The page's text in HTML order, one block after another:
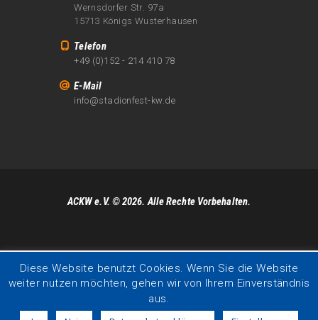
Wernsdorfer Str. 97a
15713 Königs Wusterhausen
Telefon
+49 (0)152 - 214 410 78
E-Mail
info@stadionfest-kw.de
ACKW e.V. © 2026. Alle Rechte Vorbehalten.
Diese Website benutzt Cookies. Wenn Sie die Website
weiter nutzen möchten, gehen wir von Ihrem Einverständnis
aus.